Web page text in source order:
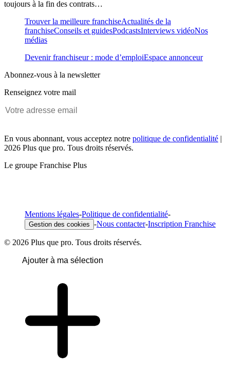
toujours à la fin des contrats…
Trouver la meilleure franchiseActualités de la
franchiseConseils et guidesPodcastsInterviews vidéoNos
médias
Devenir franchiseur : mode d’emploiEspace annonceur
Abonnez-vous à la newsletter
Renseignez votre mail
En vous abonnant, vous acceptez notre politique de confidentialité |
2026 Plus que pro. Tous droits réservés.
Le groupe Franchise Plus
Mentions légales-Politique de confidentialité-
Gestion des cookies -Nous contacter-Inscription Franchise
© 2026 Plus que pro. Tous droits réservés.
Ajouter à ma sélection